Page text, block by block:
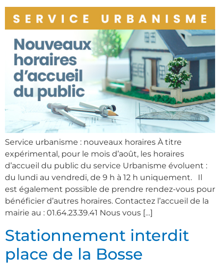
Service urbanisme : nouveaux horaires À titre
expérimental, pour le mois d’août, les horaires
d’accueil du public du service Urbanisme évoluent :
du lundi au vendredi, de 9 h à 12 h uniquement. Il
est également possible de prendre rendez-vous pour
bénéficier d’autres horaires. Contactez l’accueil de la
mairie au : 01.64.23.39.41 Nous vous […]
Stationnement interdit
place de la Bosse